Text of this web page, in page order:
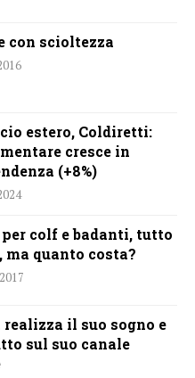
con scioltezza
estero, Coldiretti:
cresce in
(+8%)
colf e badanti, tutto
ma quanto costa?
il suo sogno e
sul suo canale